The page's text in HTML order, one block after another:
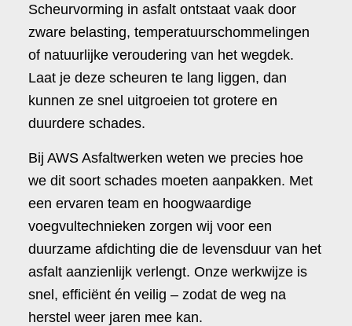
Scheurvorming in asfalt ontstaat vaak door
zware belasting, temperatuurschommelingen
of natuurlijke veroudering van het wegdek.
Laat je deze scheuren te lang liggen, dan
kunnen ze snel uitgroeien tot grotere en
duurdere schades.
Bij AWS Asfaltwerken weten we precies hoe
we dit soort schades moeten aanpakken. Met
een ervaren team en hoogwaardige
voegvultechnieken zorgen wij voor een
duurzame afdichting die de levensduur van het
asfalt aanzienlijk verlengt. Onze werkwijze is
snel, efficiënt én veilig – zodat de weg na
herstel weer jaren mee kan.